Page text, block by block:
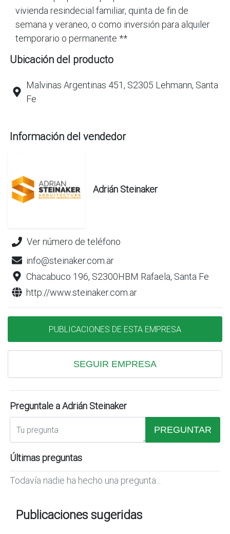
vivienda resindecial familiar, quinta de fin de
semana y veraneo, o como inversión para alquiler
temporario o permanente **
Ubicación del producto
Malvinas Argentinas 451, S2305 Lehmann, Santa
Fe
Información del vendedor
Adrián Steinaker
Ver número de teléfono
info@steinaker.com.ar
Chacabuco 196, S2300HBM Rafaela, Santa Fe
http://www.steinaker.com.ar
PUBLICACIONES DE ESTA EMPRESA
SEGUIR EMPRESA
Preguntale a Adrián Steinaker
PREGUNTAR
Últimas preguntas
Todavía nadie ha hecho una pregunta...
Publicaciones sugeridas